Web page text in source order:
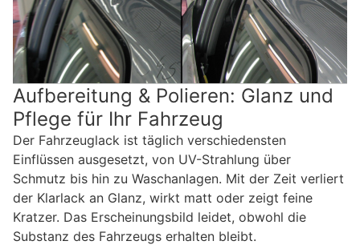
Aufbereitung & Polieren: Glanz und
Pflege für Ihr Fahrzeug
Der Fahrzeuglack ist täglich verschiedensten
Einflüssen ausgesetzt, von UV-Strahlung über
Schmutz bis hin zu Waschanlagen. Mit der Zeit verliert
der Klarlack an Glanz, wirkt matt oder zeigt feine
Kratzer. Das Erscheinungsbild leidet, obwohl die
Substanz des Fahrzeugs erhalten bleibt.